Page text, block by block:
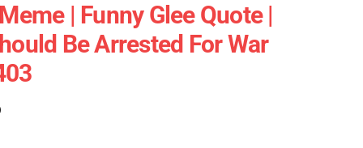
| Funny Glee Quote |
Be Arrested For War